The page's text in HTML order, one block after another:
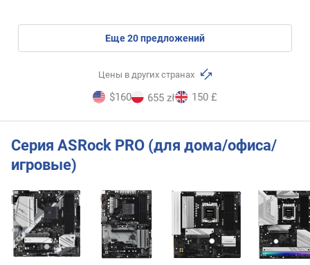
eще20предложений
Цены в других странах
$160 655 zł 150 £
Серия ASRock PRO (для дома/офиса/
игровые)